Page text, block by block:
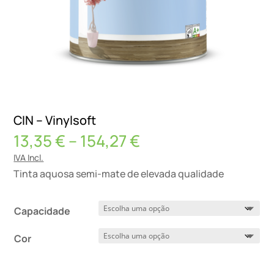
CIN – Vinylsoft
13,35€–154,27€
13,35 €
154,27 €
IVA Incl.
Tinta aquosa semi-mate de elevada qualidade
Capacidade
Cor